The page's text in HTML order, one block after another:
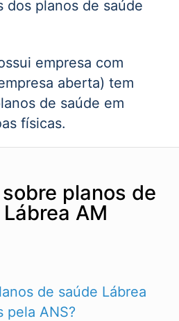
dos planos de saúde
empresa com
aberta) tem
de saúde em
físicas.
planos de
AM
de saúde Lábrea
pela ANS?